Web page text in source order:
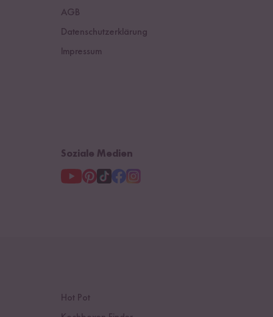
Österreich
Niederlande
AGB
Datenschutzerklärung
Impressum
Soziale Medien
Hot Pot